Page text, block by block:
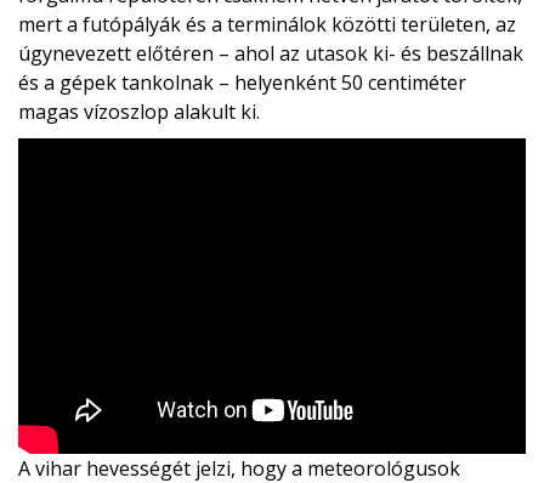
mert a futópályák és a terminálok közötti területen, az
úgynevezett előtéren – ahol az utasok ki- és beszállnak
és a gépek tankolnak – helyenként 50 centiméter
magas vízoszlop alakult ki.
A vihar hevességét jelzi, hogy a meteorológusok